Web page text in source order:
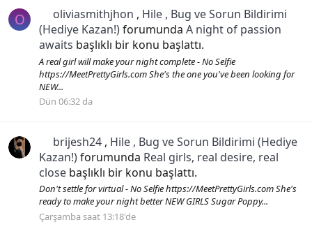
O oliviasmithjhon , Hile , Bug ve Sorun Bildirimi
(Hediye Kazan!)forumunda A night of passion
awaits başlıklı bir konu başlattı.
A real girl will make your night complete - No Selfie
https://MeetPrettyGirls.com She's the one you've been looking for
NEW...
Dün 06:32 da
brijesh24 , Hile , Bug ve Sorun Bildirimi (Hediye
Kazan!)forumunda Real girls, real desire, real
close başlıklı bir konu başlattı.
Don't settle for virtual - No Selfie https://MeetPrettyGirls.com She's
ready to make your night better NEW GIRLS Sugar Poppy...
Çarşamba saat 13:18'de